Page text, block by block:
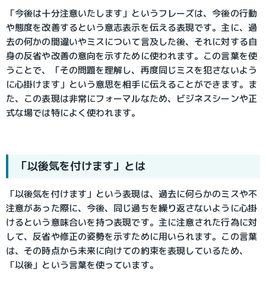
「今後は十分注意いたします」というフレーズは、今後の行動
や態度を改善するという意志表示を伝える表現です。主に、過
去の何かの間違いやミスについて言及した後、それに対する自
身の反省や改善の意向を示すために使われます。この言葉を使
うことで、「その問題を理解し、再度同じミスを犯さないよう
に心掛けます」という意思を相手に伝えることができます。ま
た、この表現は非常にフォーマルなため、ビジネスシーンや正
式な場では特によく使われます。
「以後気を付けます」とは
「以後気を付けます」という表現は、過去に何らかのミスや不
注意があった際に、今後、同じ過ちを繰り返さないように心掛
けるという意味合いを持つ表現です。主に注意された行為に対
して、反省や修正の姿勢を示すために用いられます。この言葉
は、その時点から未来に向けての約束を表現しているため、
「以後」という言葉を使っています。